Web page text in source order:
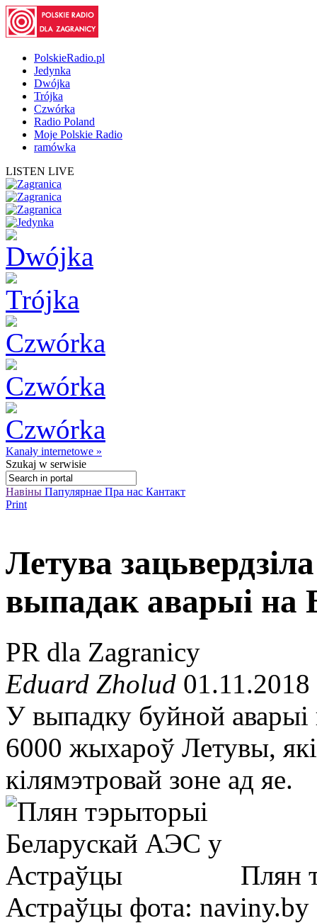
PolskieRadio.pl
Jedynka
Dwójka
Trójka
Czwórka
Radio Poland
Moje Polskie Radio
ramówka
LISTEN LIVE
Kanały internetowe »
Szukaj w serwisie
Навіны Папулярнае Пра нас Кантакт
Print
Летува
выпадак аварыі
PR dla Zagranicy
Eduard Zholud
У выпадку буйной
6000 жыхароў Летувы,
кілямэтровай зоне ад яе.
Плян
Астраўцы фота: naviny.by